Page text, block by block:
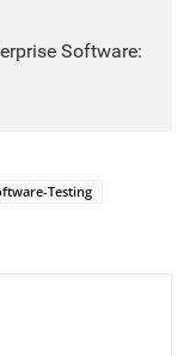
Software:
Testing